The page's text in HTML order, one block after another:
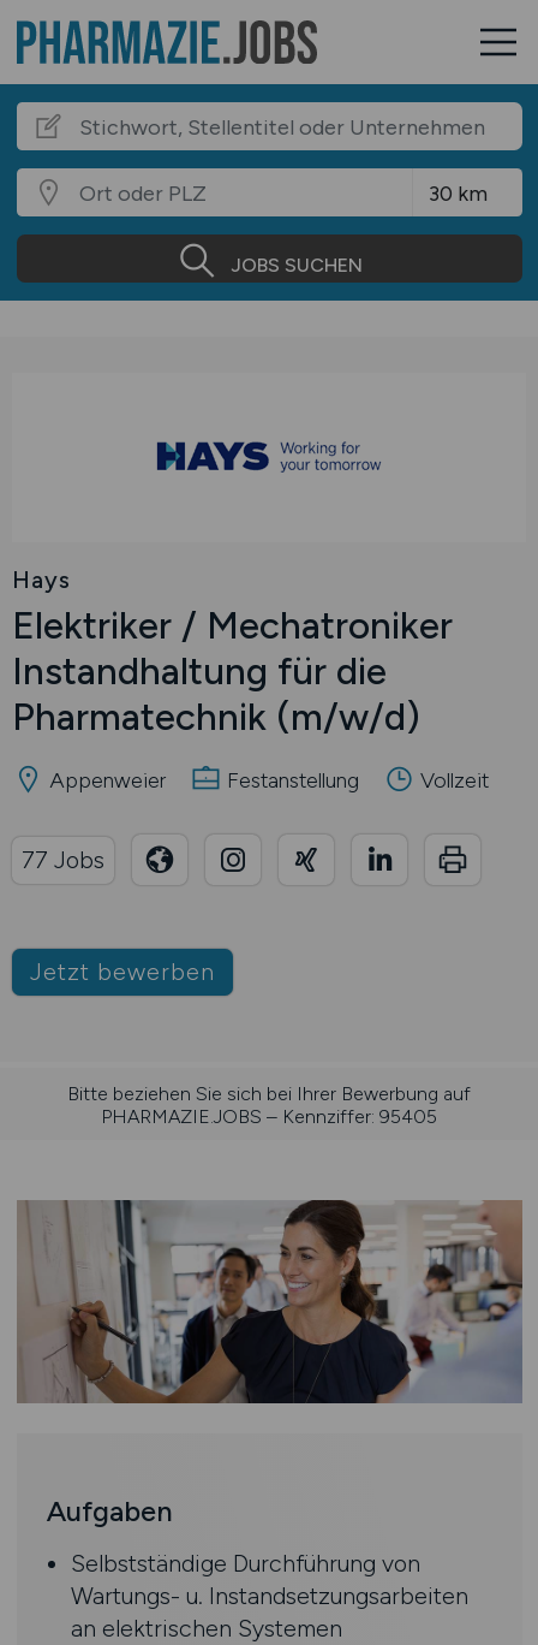
JOBS SUCHEN
Hays
Elektriker / Mechatroniker
Instandhaltung für die
Pharmatechnik (m/w/d)
Appenweier Festanstellung Vollzeit
Jetzt bewerben
77 Jobs
Bitte beziehen Sie sich bei Ihrer Bewerbung auf
PHARMAZIE.JOBS – Kennziffer: 95405
Aufgaben
Selbstständige Durchführung von
Wartungs- u. Instandsetzungsarbeiten
an elektrischen Systemen